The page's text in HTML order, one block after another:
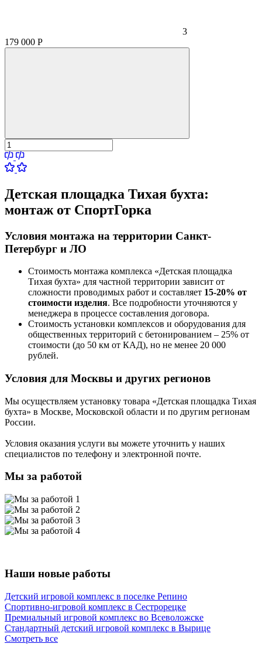
3
179 000 Р
Детская площадка Тихая бухта:
монтаж от СпортГорка
Условия монтажа на территории Санкт-
Петербург и ЛО
Стоимость монтажа комплекса «Детская площадка
Тихая бухта» для частной территории зависит от
сложности проводимых работ и составляет 15-20% от
стоимости изделия. Все подробности уточняются у
менеджера в процессе составления договора.
Стоимость установки комплексов и оборудования для
общественных территорий с бетонированием – 25% от
стоимости (до 50 км от КАД), но не менее 20 000
рублей.
Условия для Москвы и других регионов
Мы осуществляем установку товара «Детская площадка Тихая
бухта» в Москве, Московской области и по другим регионам
России.
Условия оказания услуги вы можете уточнить у наших
специалистов по телефону и электронной почте.
Мы за работой
Наши новые работы
Детский игровой комплекс в поселке Репино
Спортивно-игровой комплекс в Сестрорецке
Премиальный игровой комплекс во Всеволожске
Стандартный детский игровой комплекс в Вырице
Смотреть все